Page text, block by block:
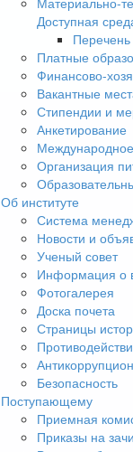
Доступная
Платные
Финансово-
Вакантные
Стипендии и
Анкетирование
Организация
Об институте
Система
Новости и
Ученый совет
Информация о
Фотогалерея
Доска почета
Страницы
Безопасность
Поступающему
Приемная
Приказы на